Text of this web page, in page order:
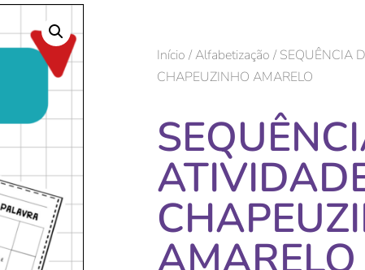
Início /Alfabetização / SEQUÊNCIA
CHAPEUZINHO AMARELO